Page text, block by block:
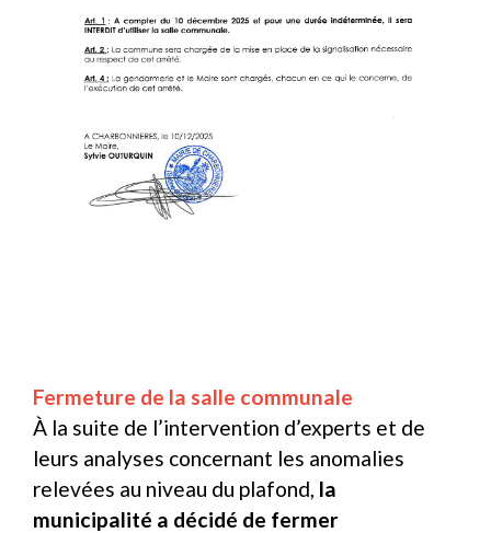
Fermeture de la salle communale
À la suite de l’intervention d’experts et de
leurs analyses concernant les anomalies
relevées au niveau du plafond, la
municipalité a décidé de fermer